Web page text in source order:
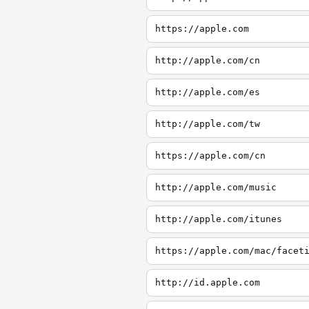
https://apple.com
http://apple.com/cn
http://apple.com/es
http://apple.com/tw
https://apple.com/cn
http://apple.com/music
http://apple.com/itunes
https://apple.com/mac/
http://id.apple.com